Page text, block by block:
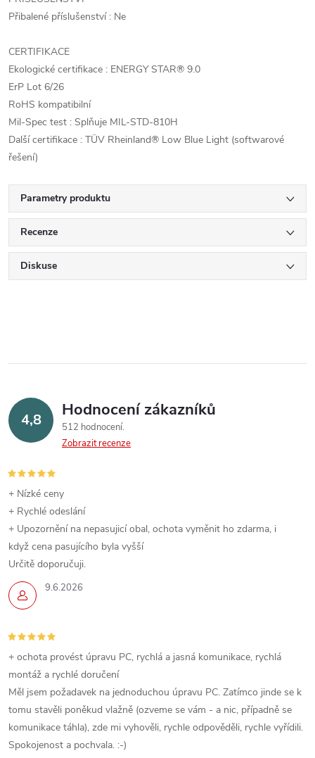
Přibalené příslušenství : Ne
CERTIFIKACE
Ekologické certifikace : ENERGY STAR® 9.0
ErP Lot 6/26
RoHS kompatibilní
Mil-Spec test : Splňuje MIL-STD-810H
Další certifikace : TÜV Rheinland® Low Blue Light (softwarové
řešení)
Parametry produktu
Recenze
Diskuse
4,8 Hodnocení zákazníků
512 hodnocení
Zobrazit recenze
9.6.2026
+ Nízké ceny
+ Rychlé odeslání
+ Upozornění na nepasujicí obal, ochota vyměnit ho zdarma, i
když cena pasujícího byla vyšší
Určitě doporučuji.
+ ochota provést úpravu PC, rychlá a jasná komunikace, rychlá
montáž a rychlé doručení
Měl jsem požadavek na jednoduchou úpravu PC. Zatímco jinde se k
tomu stavěli poněkud vlažně (ozveme se vám - a nic, případně se
komunikace táhla), zde mi vyhověli, rychle odpověděli, rychle vyřídili.
Spokojenost a pochvala. :-)